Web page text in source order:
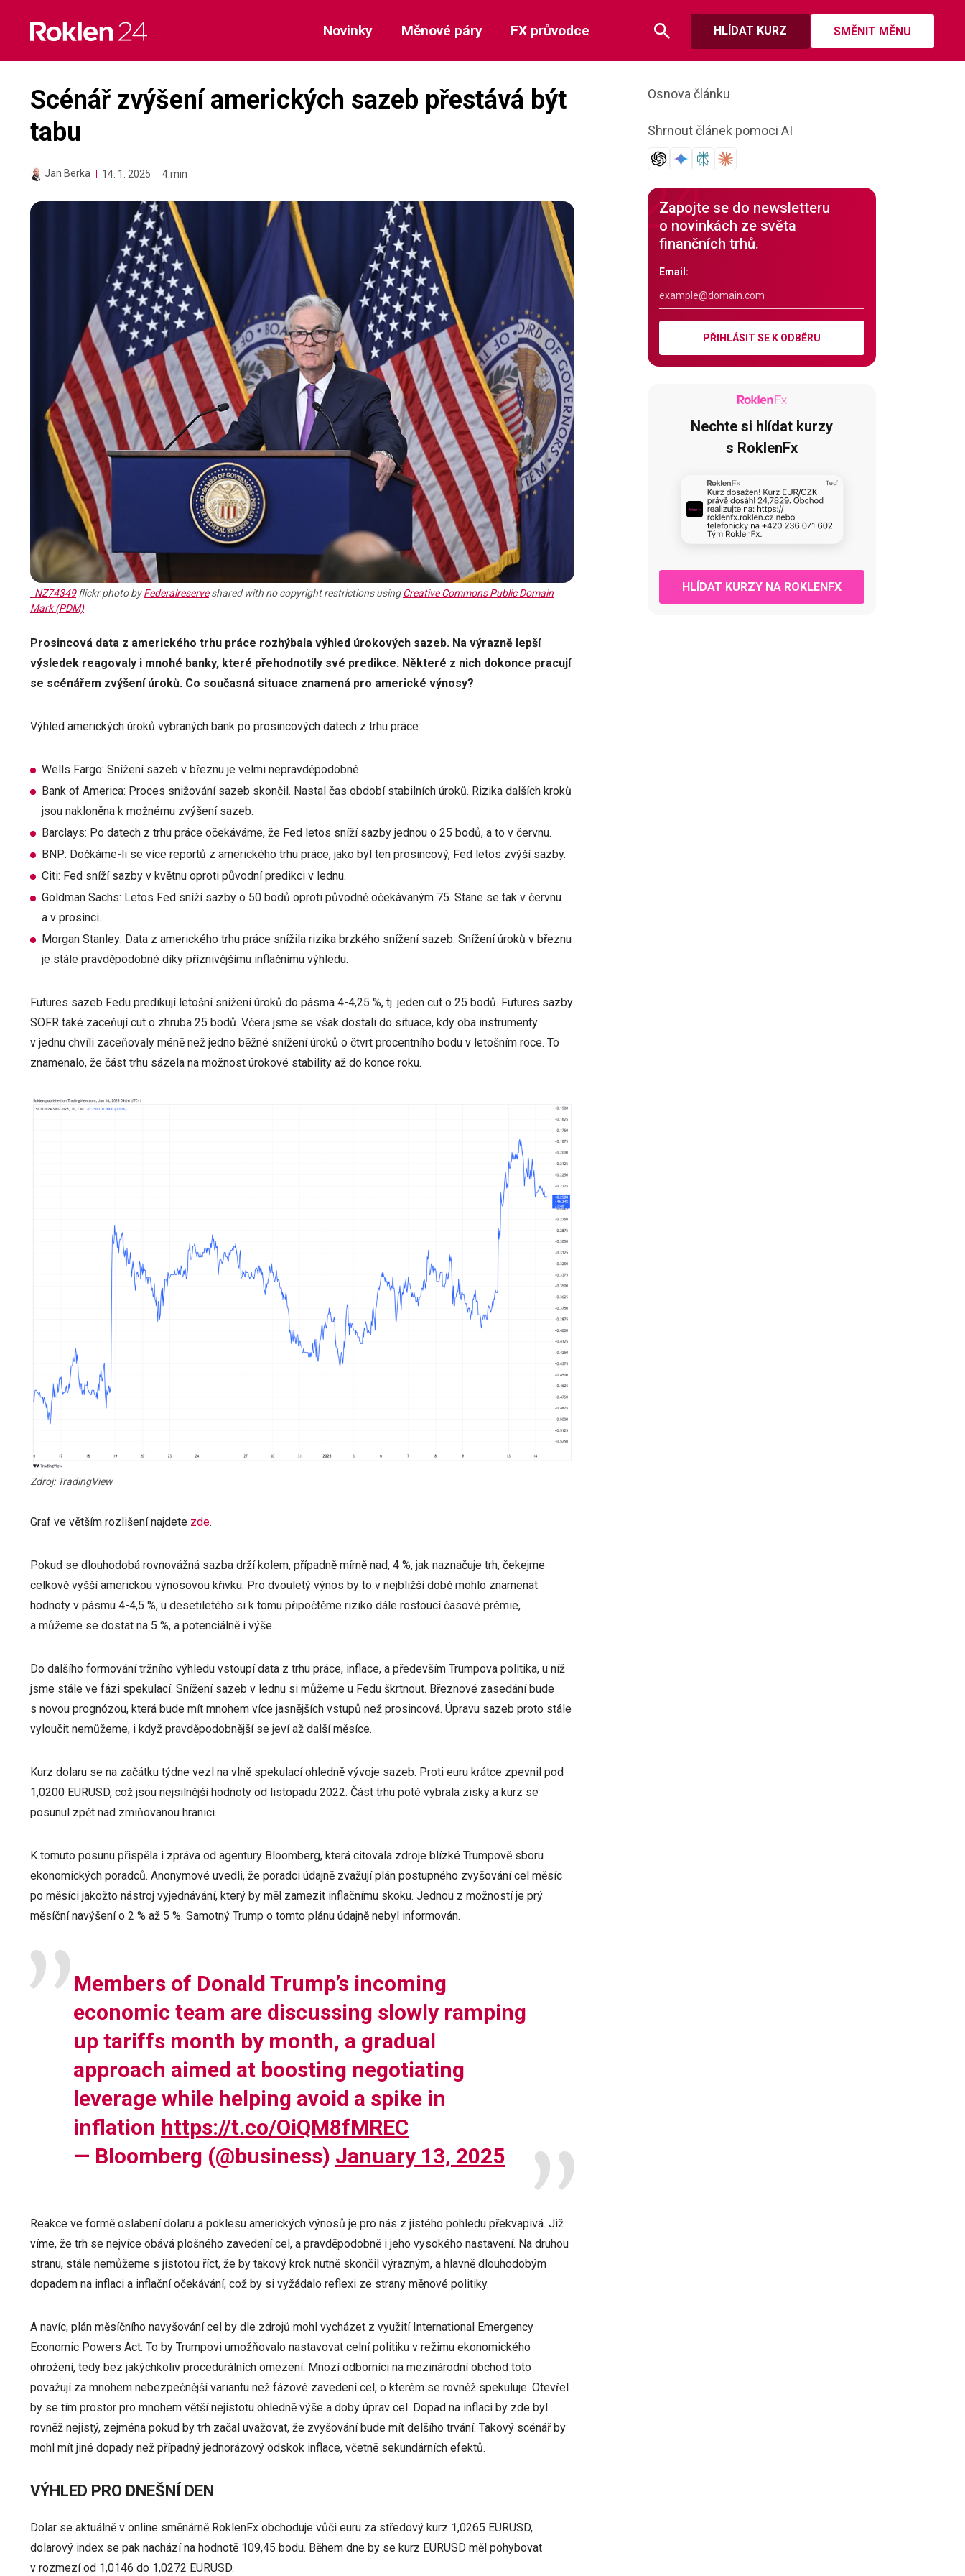
content
HLÍDAT KURZ SMĚNIT MĚNU
Novinky Měnové páry FX průvodce
Scénář zvýšení amerických sazeb přestává být
tabu
Jan Berka 14. 1. 2025 4 min
_NZ74349flickr photo byFederalreserveshared with no copyright restrictions usingCreative Commons Public Domain
Mark (PDM)
Prosincová data z amerického trhu práce rozhýbala výhled úrokových sazeb. Na výrazně lepší
výsledek reagovaly i mnohé banky, které přehodnotily své predikce. Některé z nich dokonce pracují
se scénářem zvýšení úroků. Co současná situace znamená pro americké výnosy?
Výhled amerických úroků vybraných bank po prosincových datech z trhu práce:
Wells Fargo: Snížení sazeb v březnu je velmi nepravděpodobné.
Bank of America: Proces snižování sazeb skončil. Nastal čas období stabilních úroků. Rizika dalších kroků
jsou nakloněna k možnému zvýšení sazeb.
Barclays: Po datech z trhu práce očekáváme, že Fed letos sníží sazby jednou o 25 bodů, a to v červnu.
BNP: Dočkáme-li se více reportů z amerického trhu práce, jako byl ten prosincový, Fed letos zvýší sazby.
Citi: Fed sníží sazby v květnu oproti původní predikci v lednu.
Goldman Sachs: Letos Fed sníží sazby o 50 bodů oproti původně očekávaným 75. Stane se tak v červnu
a v prosinci.
Morgan Stanley: Data z amerického trhu práce snížila rizika brzkého snížení sazeb. Snížení úroků v březnu
je stále pravděpodobné díky příznivějšímu inflačnímu výhledu.
Futures sazeb Fedu predikují letošní snížení úroků do pásma 4-4,25 %, tj. jeden cut o 25 bodů. Futures sazby
SOFR také zaceňují cut o zhruba 25 bodů. Včera jsme se však dostali do situace, kdy oba instrumenty
v jednu chvíli zaceňovaly méně než jedno běžné snížení úroků o čtvrt procentního bodu v letošním roce. To
znamenalo, že část trhu sázela na možnost úrokové stability až do konce roku.
Zdroj: TradingView
Graf ve větším rozlišení najdete zde.
Pokud se dlouhodobá rovnovážná sazba drží kolem, případně mírně nad, 4 %, jak naznačuje trh, čekejme
celkově vyšší americkou výnosovou křivku. Pro dvouletý výnos by to v nejbližší době mohlo znamenat
hodnoty v pásmu 4-4,5 %, u desetiletého si k tomu připočtěme riziko dále rostoucí časové prémie,
a můžeme se dostat na 5 %, a potenciálně i výše.
Do dalšího formování tržního výhledu vstoupí data z trhu práce, inflace, a především Trumpova politika, u níž
jsme stále ve fázi spekulací. Snížení sazeb v lednu si můžeme u Fedu škrtnout. Březnové zasedání bude
s novou prognózou, která bude mít mnohem více jasnějších vstupů než prosincová. Úpravu sazeb proto stále
vyloučit nemůžeme, i když pravděpodobnější se jeví až další měsíce.
Kurz dolaru se na začátku týdne vezl na vlně spekulací ohledně vývoje sazeb. Proti euru krátce zpevnil pod
1,0200 EURUSD, což jsou nejsilnější hodnoty od listopadu 2022. Část trhu poté vybrala zisky a kurz se
posunul zpět nad zmiňovanou hranici.
K tomuto posunu přispěla i zpráva od agentury Bloomberg, která citovala zdroje blízké Trumpově sboru
ekonomických poradců. Anonymové uvedli, že poradci údajně zvažují plán postupného zvyšování cel měsíc
po měsíci jakožto nástroj vyjednávání, který by měl zamezit inflačnímu skoku. Jednou z možností je prý
měsíční navýšení o 2 % až 5 %. Samotný Trump o tomto plánu údajně nebyl informován.
Members of Donald Trump’s incoming
economic team are discussing slowly ramping
up tariffs month by month, a gradual
approach aimed at boosting negotiating
leverage while helping avoid a spike in
inflation https://t.co/OiQM8fMREC
— Bloomberg (@business) January 13, 2025
Reakce ve formě oslabení dolaru a poklesu amerických výnosů je pro nás z jistého pohledu překvapivá. Již
víme, že trh se nejvíce obává plošného zavedení cel, a pravděpodobně i jeho vysokého nastavení. Na druhou
stranu, stále nemůžeme s jistotou říct, že by takový krok nutně skončil výrazným, a hlavně dlouhodobým
dopadem na inflaci a inflační očekávání, což by si vyžádalo reflexi ze strany měnové politiky.
A navíc, plán měsíčního navyšování cel by dle zdrojů mohl vycházet z využití International Emergency
Economic Powers Act. To by Trumpovi umožňovalo nastavovat celní politiku v režimu ekonomického
ohrožení, tedy bez jakýchkoliv procedurálních omezení. Mnozí odborníci na mezinárodní obchod toto
považují za mnohem nebezpečnější variantu než fázové zavedení cel, o kterém se rovněž spekuluje. Otevřel
by se tím prostor pro mnohem větší nejistotu ohledně výše a doby úprav cel. Dopad na inflaci by zde byl
rovněž nejistý, zejména pokud by trh začal uvažovat, že zvyšování bude mít delšího trvání. Takový scénář by
mohl mít jiné dopady než případný jednorázový odskok inflace, včetně sekundárních efektů.
VÝHLED PRO DNEŠNÍ DEN
Dolar se aktuálně v online směnárně RoklenFx obchoduje vůči euru za středový kurz 1,0265 EURUSD,
dolarový index se pak nachází na hodnotě 109,45 bodu. Během dne by se kurz EURUSD měl pohybovat
v rozmezí od 1,0146 do 1,0272 EURUSD.
Osnova článku
Shrnout článek pomoci AI
Zapojte se do newsletteru
o novinkách ze světa
finančních trhů.
Email:
PŘIHLÁSIT SE K ODBĚRU
Nechte si hlídat kurzy
s RoklenFx
HLÍDAT KURZY NA ROKLENFX